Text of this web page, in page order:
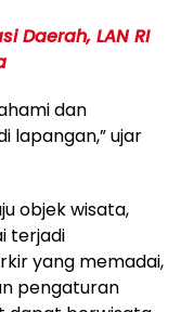
Daerah, LAN RI
dan
lapangan,” ujar
objek wisata,
terjadi
yang memadai,
pengaturan